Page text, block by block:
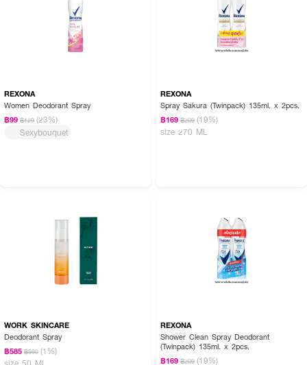
REXONA
Women Deodorant Spray
฿99 ฿129 (23%)
Sexybouquet
REXONA
Spray Sakura (Twinpack) 135ml. x 2pcs.
฿169 ฿209 (19%)
size 270 ML
WORK SKINCARE
Deodorant Spray
฿585 ฿590 (1%)
size 50 ML
REXONA
Shower Clean Spray Deodorant
(Twinpack) 135ml. x 2pcs.
฿169 ฿209 (19%)